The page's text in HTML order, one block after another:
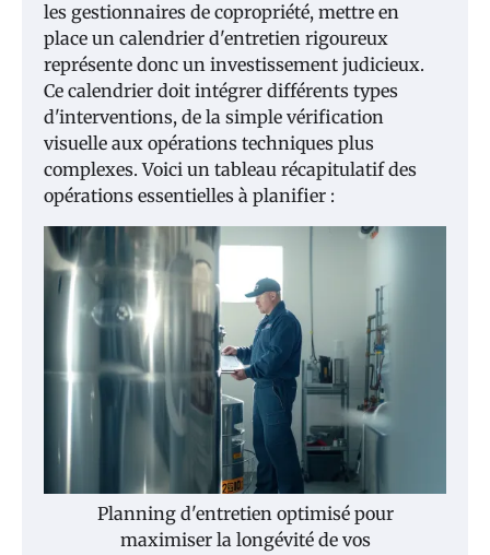
les gestionnaires de copropriété, mettre en
place un calendrier d'entretien rigoureux
représente donc un investissement judicieux.
Ce calendrier doit intégrer différents types
d'interventions, de la simple vérification
visuelle aux opérations techniques plus
complexes. Voici un tableau récapitulatif des
opérations essentielles à planifier :
Planning d'entretien optimisé pour
maximiser la longévité de vos